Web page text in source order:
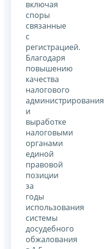
включая
споры
связанные
с
регистрацией.
Благодаря
повышению
качества
налогового
администрирования
и
выработке
налоговыми
органами
единой
правовой
позиции
за
годы
использования
системы
досудебного
обжалования